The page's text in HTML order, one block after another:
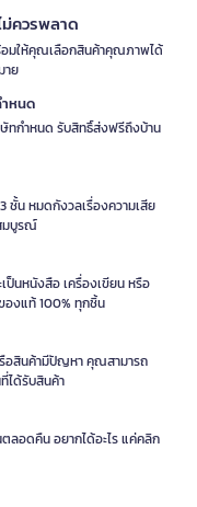
ควรพลาด
อมให้คุณเลือกสินค้าคุณภาพได้
าย
หนด
ทกำหนด รับสิทธิ์ส่งฟรีถึงบ้าน
ชั้น หมดกังวลเรื่องความเสีย
มบูรณ์
ป็นหนังสือ เครื่องเขียน หรือ
องแท้ 100% ทุกชิ้น
รือสินค้ามีปัญหา คุณสามารถ
ได้รับสินค้า
อดคืน อยากได้อะไร แค่คลิก